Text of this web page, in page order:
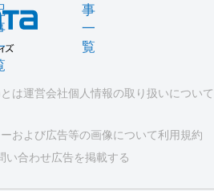
事
一
覧
は運営会社個人情報の取り扱いについて
および広告等の画像について利用規約
い合わせ広告を掲載する